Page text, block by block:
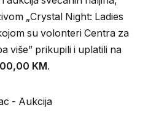
„Crystal Night: Ladies
su volonteri Centra za
više” prikupili i uplatili na
KM.